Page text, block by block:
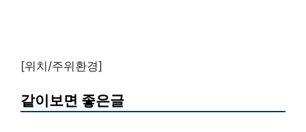
[위치/주위환경]
같이보면 좋은글